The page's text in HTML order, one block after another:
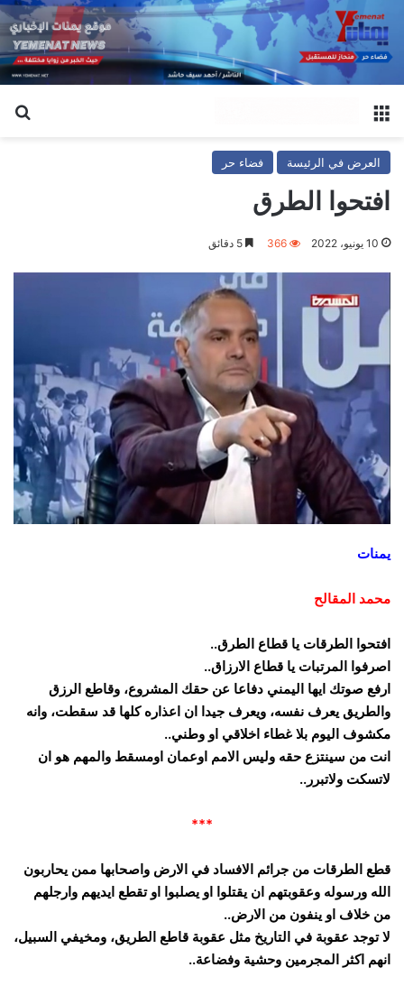
العرض في الرئيسة فضاء حر
افتحوا الطرق
10 يونيو، 2022 366
يمنات
محمد المقالح
افتحوا الطرقات يا قطاع الطرق..
اصرفوا المرتبات يا قطاع الارزاق..
ارفع صوتك ايها اليمني دفاعا عن حقك المشروع، وقاطع الرزق
والطريق يعرف نفسه، ويعرف جيدا ان اعذاره كلها قد سقطت، وانه
مكشوف اليوم بلا غطاء اخلاقي او وطني..
انت من سينتزع حقه وليس الامم اوعمان اومسقط والمهم هو ان
لاتسكت ولاتبرر..
***
قطع الطرقات من جرائم الافساد في الارض واصحابها ممن يحاربون
الله ورسوله وعقوبتهم ان يقتلوا او يصلبوا او تقطع ايديهم وارجلهم
من خلاف او ينفون من الارض..
لا توجد عقوبة في التاريخ مثل عقوبة قاطع الطريق، ومخيفي السبيل،
انهم اكثر المجرمين وحشية وفضاعة..